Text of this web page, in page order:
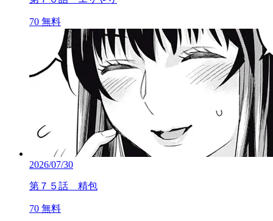
70 無料
2026/07/30
第７５話 精包
70 無料